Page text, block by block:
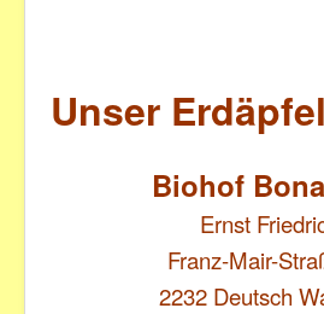
Unser
Biohof
Ernst
Franz-Mair-
2232 Deutsch